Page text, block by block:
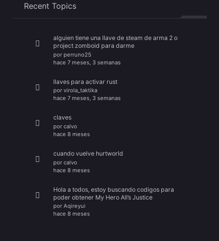
Recent Topics
alguien tiene una llave de steam de arma 2 o
project zomboid para darme
por perruno25
hace 7 meses, 3 semanas
llaves para activar rust
por virola_taktika
hace 7 meses, 3 semanas
claves
por calvo
hace 8 meses
cuando vuelve hurtworld
por calvo
hace 8 meses
Hola a todos, estoy buscando codigos para
poder obtener My Hero All’s Justice
por Aqireyui
hace 8 meses